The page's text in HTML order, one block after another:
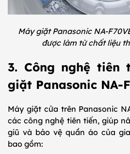
Máy giặt Panasonic NA-
được làm từ chất liệu
3. Công nghệ tiên
giặt Panasonic NA-
Máy giặt cửa trên Panasonic
các công nghệ tiên tiến, giúp
giũ và bảo vệ quần áo của
bao gồm: